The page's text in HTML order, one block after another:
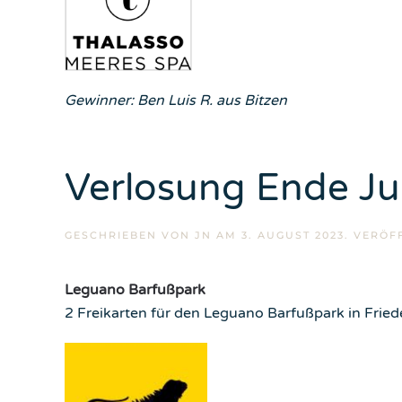
Gewinner: Ben Luis R. aus Bitzen
Verlosung Ende
GESCHRIEBEN VON JN AM 3. AUGUST 2023 .
Leguano Barfußpark
2 Freikarten für den Leguano Barfußpark in